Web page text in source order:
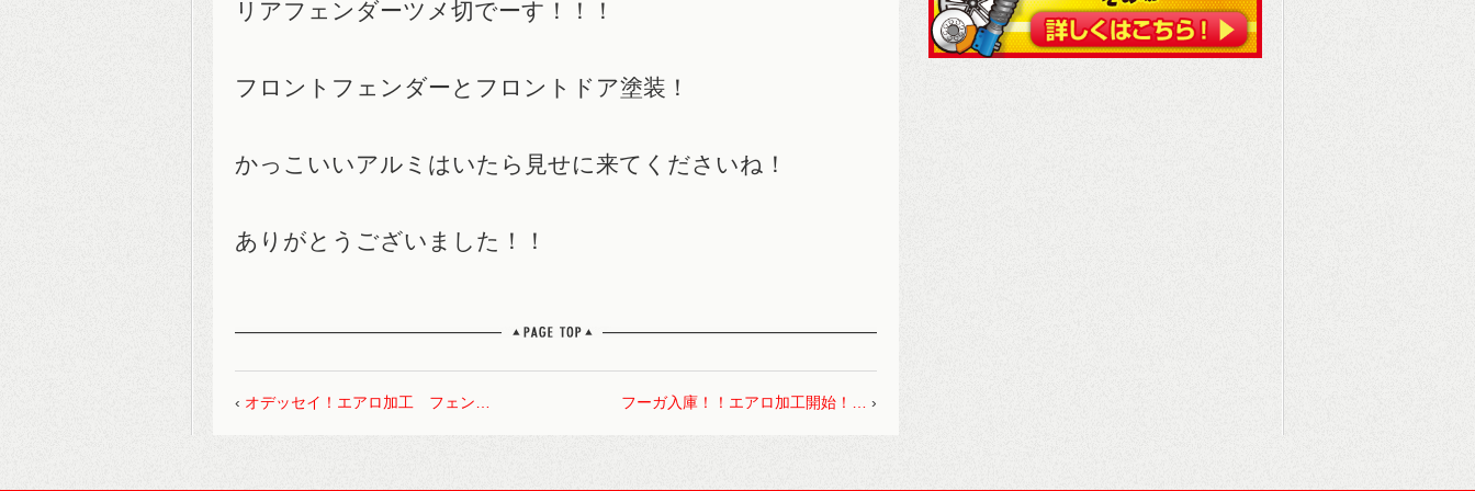
リアフェンダーツメ切でーす！！！
フロントフェンダーとフロントドア塗装！
かっこいいアルミはいたら見せに来てくださいね！
ありがとうございました！！
‹ オデッセイ！エアロ加工 フェン… フーガ入庫！！エアロ加工開始！… ›